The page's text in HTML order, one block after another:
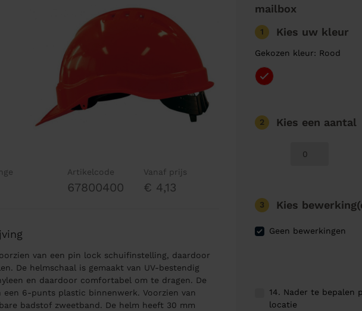
Artikelcode
67800400
Vanaf prijs
€ 4,13
van een pin lock schuifinstelling, daardoor
De helmschaal is gemaakt van UV-bestendig
en daardoor comfortabel om te dragen. De
een 6-punts plastic binnenwerk. Voorzien van
badstof zweetband. De helm heeft 30 mm
mailbox
1 Kies uw kleur
Gekozen kleur: Rood
2 Kies een aantal
3 Kies
Geen bewerkingen
14. Nader te bepalen
locatie